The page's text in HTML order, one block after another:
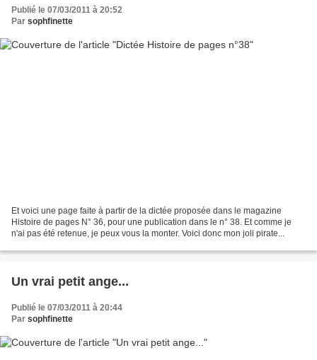
Publié le 07/03/2011 à 20:52
Par sophfinette
Et voici une page faite à partir de la dictée proposée dans le magazine
Histoire de pages N° 36, pour une publication dans le n° 38. Et comme je
n'ai pas été retenue, je peux vous la monter. Voici donc mon joli pirate...
Un vrai petit ange...
Publié le 07/03/2011 à 20:44
Par sophfinette